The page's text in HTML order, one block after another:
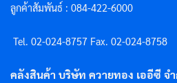
ลูกค้าสัมพันธ์ : 084-422-6000
Tel. 02-024-8757 Fax. 02-024-8758
คลังสินค้า บริษัท ควายทอง เออีซี จ